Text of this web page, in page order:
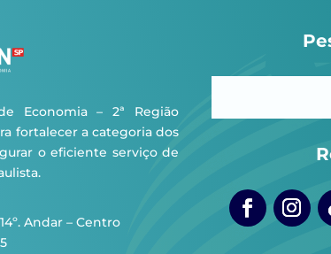
Economia – 2ª Região
fortalecer a categoria dos
o eficiente serviço de
Andar – Centro